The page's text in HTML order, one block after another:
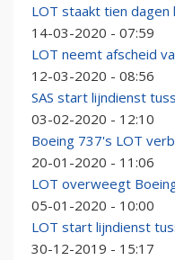
LOT staakt tien dagen
14-03-2020 - 07:59
LOT neemt afscheid
12-03-2020 - 08:56
SAS start lijndienst
03-02-2020 - 12:10
Boeing 737's LOT
20-01-2020 - 11:06
LOT overweegt
05-01-2020 - 10:00
LOT start lijndienst
30-12-2019 - 15:17